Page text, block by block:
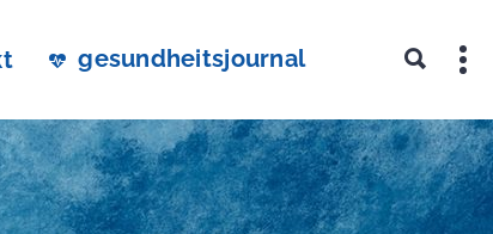
gesundheitsjournal